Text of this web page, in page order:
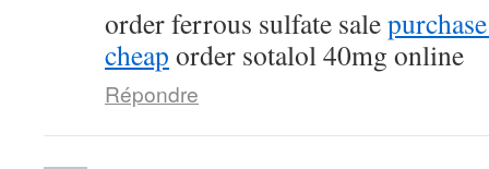
order ferrous sulfate sale
cheap order sotalol 40mg online
Répondre